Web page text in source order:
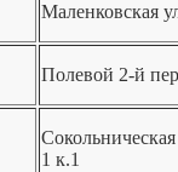
Маленковская
Полевой 2-й
1 к.1